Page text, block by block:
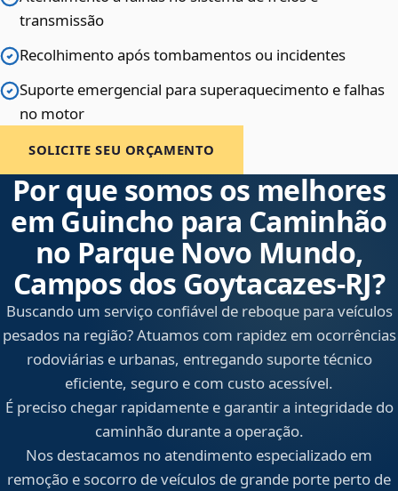
transmissão
Recolhimento após tombamentos ou incidentes
Suporte emergencial para superaquecimento e falhas
no motor
SOLICITE SEU ORÇAMENTO
Por que somos os melhores
em Guincho para Caminhão
no Parque Novo Mundo,
Campos dos Goytacazes‑RJ?
Buscando um serviço confiável de reboque para veículos
pesados na região? Atuamos com rapidez em ocorrências
rodoviárias e urbanas, entregando suporte técnico
eficiente, seguro e com custo acessível.
É preciso chegar rapidamente e garantir a integridade do
caminhão durante a operação.
Nos destacamos no atendimento especializado em
remoção e socorro de veículos de grande porte perto de